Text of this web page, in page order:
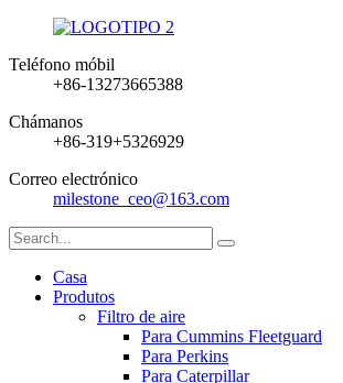
Teléfono móbil
+86-13273665388
Chámanos
+86-319+5326929
Correo electrónico
milestone_ceo@163.com
Casa
Produtos
Filtro de aire
Para Cummins Fleetguard
Para Perkins
Para Caterpillar